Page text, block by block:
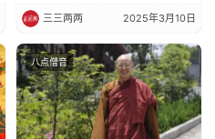
三三两两 2025年3月10日
八点僧音